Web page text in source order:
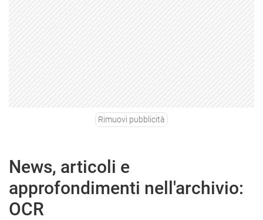
Rimuovi pubblicità
News, articoli e
approfondimenti nell'archivio:
OCR